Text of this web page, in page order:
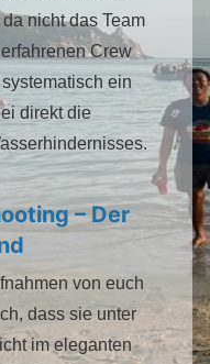
nicht das Team
Crew
ein
direkt die
– Der
von euch
dass sie unter
im eleganten